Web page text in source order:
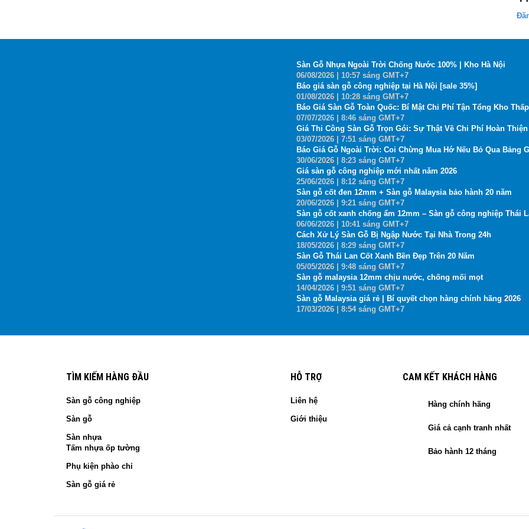
Sàn Gỗ Nhựa Ngoài Trời Chống Nước 100% | Kho Hà Nội
06/08/2026 | 10:57 sáng GMT+7
Báo giá sàn gỗ công nghiệp tại Hà Nội [sale 35%]
01/08/2026 | 10:28 sáng GMT+7
Báo Giá Sàn Gỗ Toàn Quốc: Bí Mật Chi Phí Tận Tổng Kho
07/07/2026 | 8:46 sáng GMT+7
Giá Thi Công Sàn Gỗ Trọn Gói: Sự Thật Về Chi Phí Hoàn
03/07/2026 | 7:51 sáng GMT+7
Báo Giá Gỗ Ngoài Trời: Coi Chừng Mua Hớ Nếu Bỏ Qua Bảng
30/06/2026 | 8:23 sáng GMT+7
Giá sàn gỗ công nghiệp mới nhất năm 2026
25/06/2026 | 8:12 sáng GMT+7
Sàn gỗ cốt đen 12mm + Sàn gỗ Malaysia bảo hành 20 năm
20/06/2026 | 9:21 sáng GMT+7
Sàn gỗ cốt xanh chống ẩm 12mm – Sàn gỗ công nghiệp Thái
06/06/2026 | 10:41 sáng GMT+7
Cách Xử Lý Sàn Gỗ Bị Ngập Nước Tại Nhà Trong 24h
18/05/2026 | 8:29 sáng GMT+7
Sàn Gỗ Thái Lan Cốt Xanh Bền Đẹp Trên 20 Năm
05/05/2026 | 9:48 sáng GMT+7
Sàn gỗ malaysia 12mm chịu nước, chống mối mọt
14/04/2026 | 9:51 sáng GMT+7
Sàn gỗ Malaysia giá rẻ | Bí quyết chọn hàng chính hãng 2026
17/03/2026 | 8:54 sáng GMT+7
TÌM KIẾM HÀNG ĐẦU
Sàn gỗ công nghiệp
Sàn gỗ
Sàn nhựa
Tấm nhựa ốp tường
Phụ kiện phào chỉ
Sàn gỗ giá rẻ
HỖ TRỢ
Liên hệ
Giới thiệu
CAM KẾT KHÁCH HÀNG
Hàng chính hãng
Giá cả cạnh tranh nhất
Bảo hành 12 tháng